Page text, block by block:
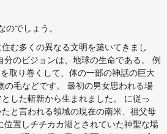
でしょう。
む多くの異なる文明を築いてきまし
分のビジョンは、地球の生命である。 例
取り巻くして、体の一部の神話の巨大
の毛などです。 最初の男女思われる場
した斬新から生まれました。 に従っ
と言われる領域の現在の南米、祖父母
位置しチチカカ湖とされていた神聖な場